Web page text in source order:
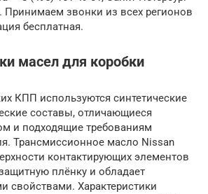
Принимаем звонки из всех регионов
бесплатная.
масел для коробки
КПП используются синтетические
составы, отличающиеся
и подходящие требованиям
Трансмиссионное масло Nissan
контактирующих элементов
плёнку и обладает
свойствами. Характеристики